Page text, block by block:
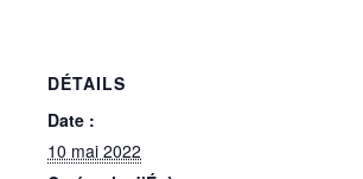
DÉTAILS
Date :
10 mai 2022